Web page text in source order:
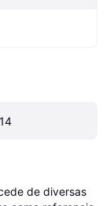
de diversas